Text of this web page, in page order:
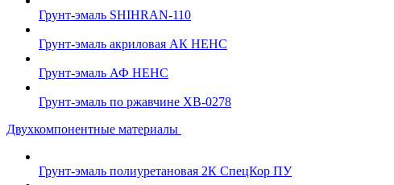
Грунт-эмаль SHIHRAN-110
Грунт-эмаль акриловая АК НЕНС
Грунт-эмаль АФ НЕНС
Грунт-эмаль по ржавчине ХВ-0278
Двухкомпонентные материалы
Грунт-эмаль полиуретановая 2К СпецКор ПУ